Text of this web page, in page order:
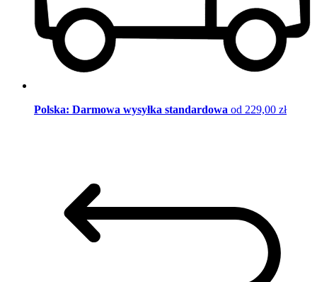
Polska: Darmowa wysyłka standardowa od 229,00 zł